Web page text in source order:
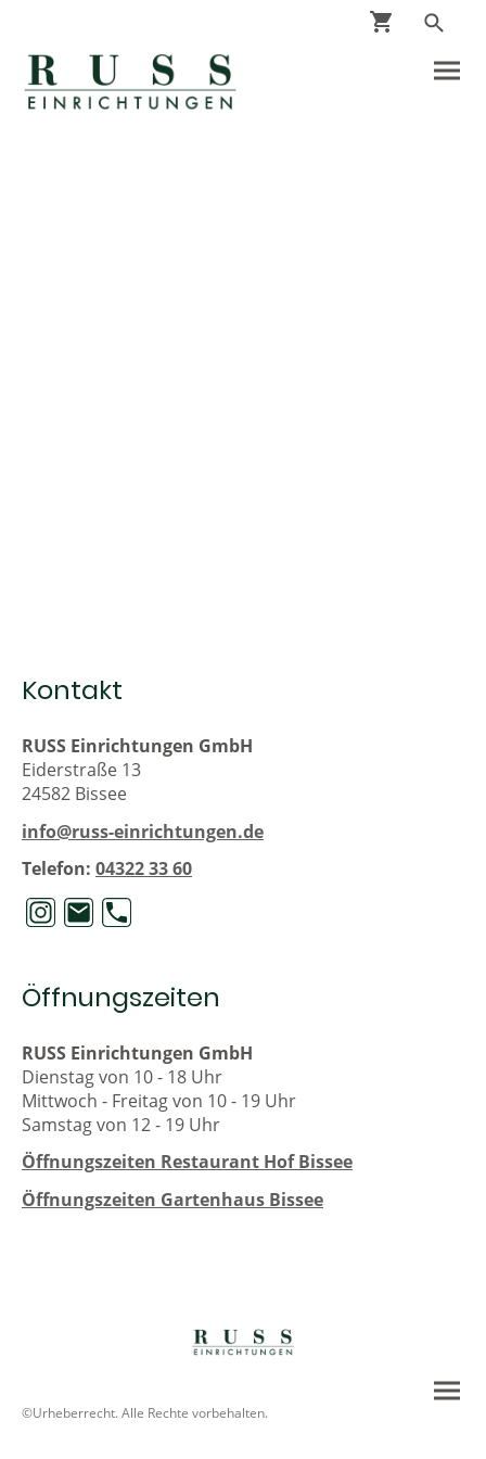
Kontakt
RUSS Einrichtungen GmbH
Eiderstraße 13
24582 Bissee
info@russ-einrichtungen.de
Telefon: 04322 33 60
Öffnungszeiten
RUSS Einrichtungen GmbH
Dienstag von 10 - 18 Uhr
Mittwoch - Freitag von 10 - 19 Uhr
Samstag von 12 - 19 Uhr
Öffnungszeiten Restaurant Hof Bissee
Öffnungszeiten Gartenhaus Bissee
©Urheberrecht. Alle Rechte vorbehalten.